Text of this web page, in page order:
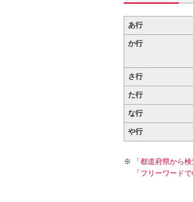
あ行
か行
さ行
た行
な行
や行
「都道府県から
「フリーワード